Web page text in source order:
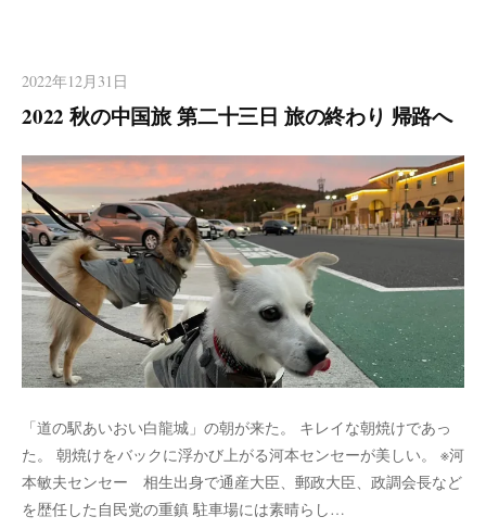
2022年12月31日
2022 秋の中国旅 第二十三日 旅の終わり 帰路へ
「道の駅あいおい白龍城」の朝が来た。 キレイな朝焼けであっ
た。 朝焼けをバックに浮かび上がる河本センセーが美しい。 ※河
本敏夫センセー 相生出身で通産大臣、郵政大臣、政調会長など
を歴任した自民党の重鎮 駐車場には素晴らし…